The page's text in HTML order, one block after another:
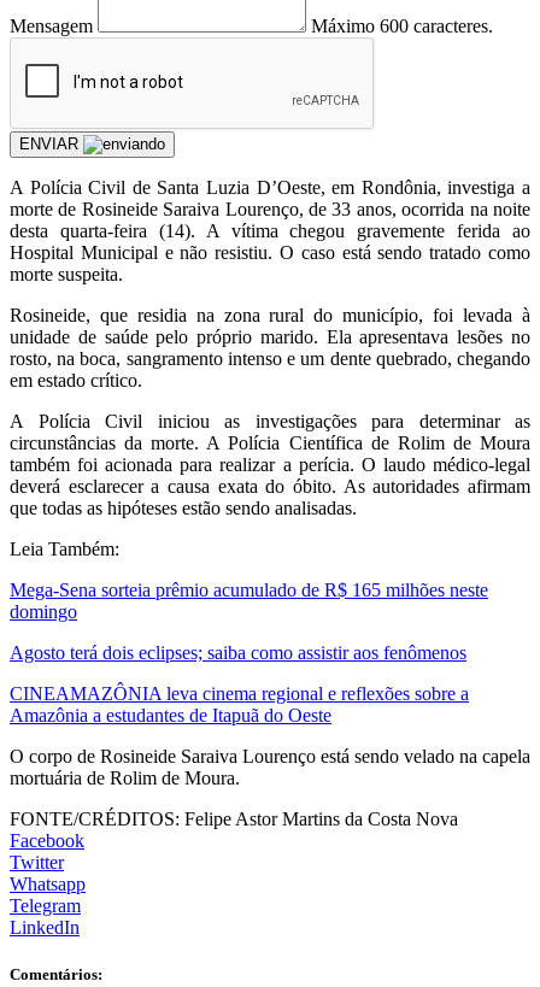
Mensagem Máximo 600 caracteres.
ENVIAR
A Polícia Civil de Santa Luzia D’Oeste, em Rondônia, investiga a
morte de Rosineide Saraiva Lourenço, de 33 anos, ocorrida na noite
desta quarta-feira (14). A vítima chegou gravemente ferida ao
Hospital Municipal e não resistiu. O caso está sendo tratado como
morte suspeita.
Rosineide, que residia na zona rural do município, foi levada à
unidade de saúde pelo próprio marido. Ela apresentava lesões no
rosto, na boca, sangramento intenso e um dente quebrado, chegando
em estado crítico.
A Polícia Civil iniciou as investigações para determinar as
circunstâncias da morte. A Polícia Científica de Rolim de Moura
também foi acionada para realizar a perícia. O laudo médico-legal
deverá esclarecer a causa exata do óbito. As autoridades afirmam
que todas as hipóteses estão sendo analisadas.
Leia Também:
Mega-Sena sorteia prêmio acumulado de R$ 165 milhões neste
domingo
Agosto terá dois eclipses; saiba como assistir aos fenômenos
CINEAMAZÔNIA leva cinema regional e reflexões sobre a
Amazônia a estudantes de Itapuã do Oeste
O corpo de Rosineide Saraiva Lourenço está sendo velado na capela
mortuária de Rolim de Moura.
FONTE/CRÉDITOS: Felipe Astor Martins da Costa Nova
Facebook
Twitter
Whatsapp
Telegram
LinkedIn
Comentários: